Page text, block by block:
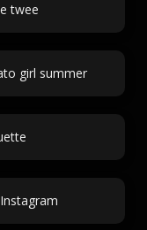
twee
girl summer